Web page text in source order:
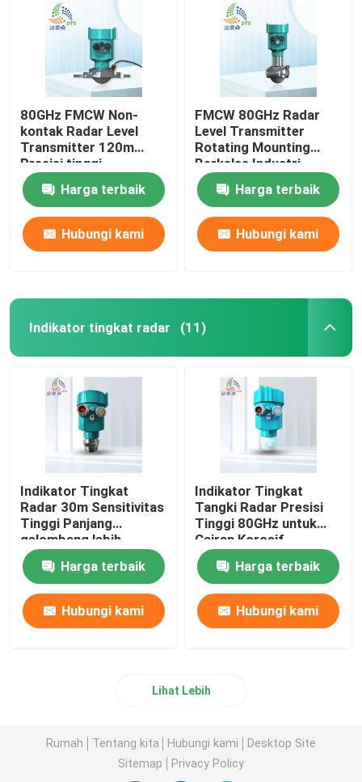
80GHz FMCW Non-
kontak Radar Level
Transmitter 120m
Presisi tinggi
Harga terbaik
Hubungi kami
FMCW 80GHz Radar
Level Transmitter
Rotating Mounting
Berkelas Industri
Harga terbaik
Hubungi kami
Indikator tingkat radar (11)
Indikator Tingkat
Radar 30m Sensitivitas
Tinggi Panjang
gelombang lebih
pendek
Harga terbaik
Hubungi kami
Indikator Tingkat
Tangki Radar Presisi
Tinggi 80GHz untuk
Cairan Korosif
Harga terbaik
Hubungi kami
Lihat Lebih
Rumah Tentang kita Hubungi kami
Desktop Site
Sitemap
Privacy Policy